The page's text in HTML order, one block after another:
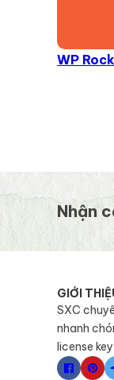
WP
Nhận
GIỚI
SXC
nhanh
license